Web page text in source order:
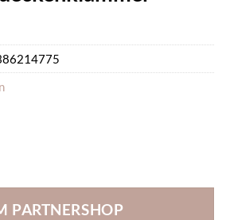
PARTNERSHOP